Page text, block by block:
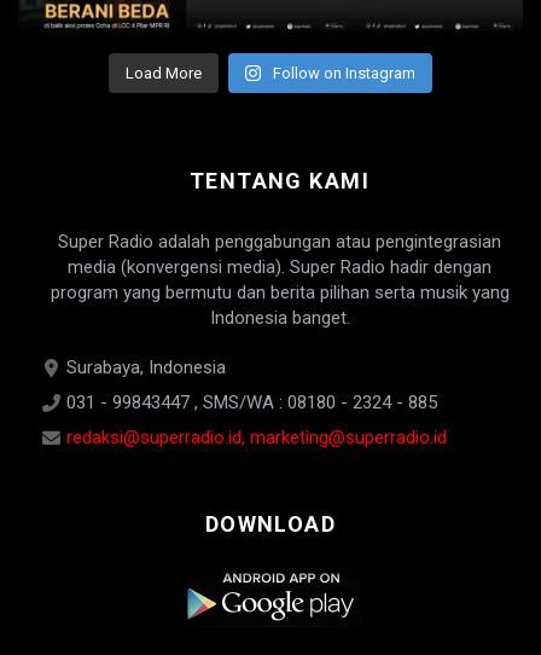
Load More Follow on Instagram
TENTANG KAMI
Super Radio adalah penggabungan atau pengintegrasian
media (konvergensi media). Super Radio hadir dengan
program yang bermutu dan berita pilihan serta musik yang
Indonesia banget.
Surabaya, Indonesia
031 - 99843447 , SMS/WA : 08180 - 2324 - 885
redaksi@superradio.id, marketing@superradio.id
DOWNLOAD